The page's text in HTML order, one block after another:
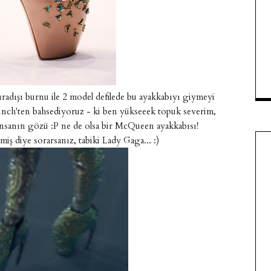
burnu ile 2 model defilede bu ayakkabıyı giymeyi
bahsediyoruz - ki ben yükseeek topuk severim,
gözü :P ne de olsa bir McQueen ayakkabısı!
diye sorarsanız, tabiki Lady Gaga... :)